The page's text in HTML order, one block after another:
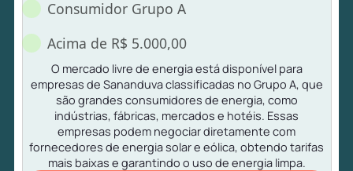
Consumidor Grupo A
Acima de R$ 5.000,00
O mercado livre de energia está disponível para
empresas de Sananduva classificadas no Grupo A, que
são grandes consumidores de energia, como
indústrias, fábricas, mercados e hotéis. Essas
empresas podem negociar diretamente com
fornecedores de energia solar e eólica, obtendo tarifas
mais baixas e garantindo o uso de energia limpa.